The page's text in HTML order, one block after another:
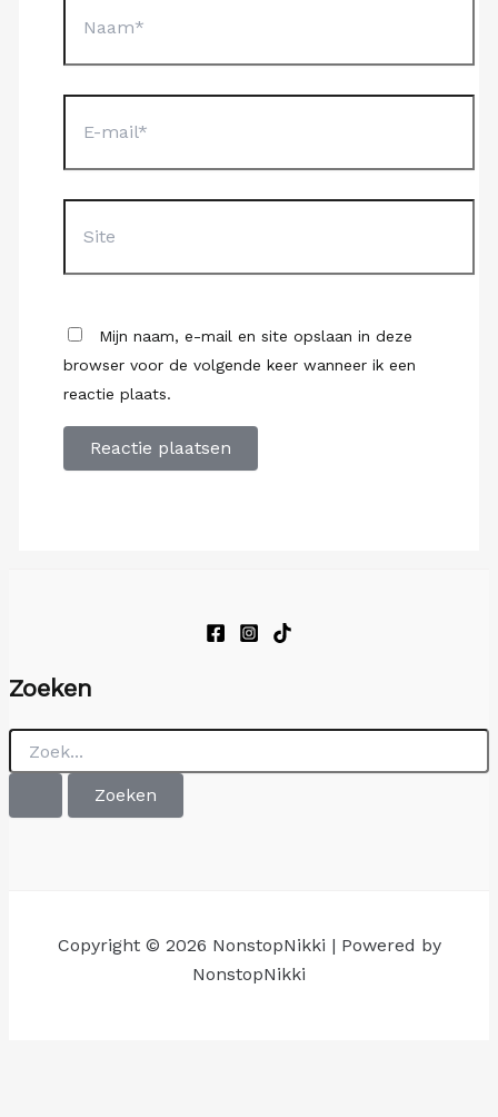
mail*
Mijn naam, e-mail en site opslaan in deze
browser voor de volgende keer wanneer ik een
reactie plaats.
Zoeken
Zoek
naar:
Copyright © 2026 NonstopNikki | Powered by
NonstopNikki